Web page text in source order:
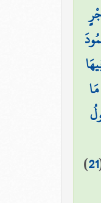
21
)